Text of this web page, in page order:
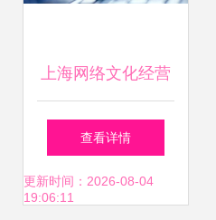
上海网络文化经营
许可证办理全攻略
从申请条件到流程
查看详情
更新时间：2026-08-04
19:06:11